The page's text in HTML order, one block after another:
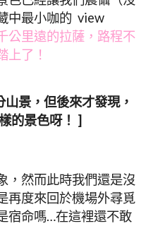
中最小咖的 view
公里遠的拉薩，路程不
上了！
景，但後來才發現，
的景色呀！ ]
，然而此時我們還是沒
再度來回於機場外尋覓
宿命嗎…在這裡還不敢